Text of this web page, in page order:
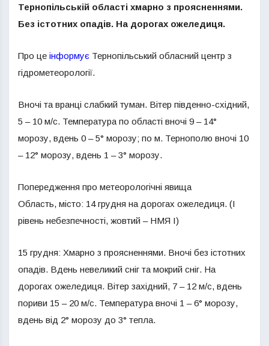
Тернопільській області хмарно з проясненнями.
Без істотних опадів. На дорогах ожеледиця.
Про це інформує Тернопільський обласний центр з
гідрометеорології.
Вночі та вранці слабкий туман. Вітер південно-східний,
5 – 10 м/с. Температура по області вночі 9 – 14°
морозу, вдень 0 – 5° морозу; по м. Тернополю вночі 10
– 12° морозу, вдень 1 – 3° морозу.
Попередження про метеорологічні явища
Область, місто: 14 грудня на дорогах ожеледиця. (І
рівень небезпечності, жовтий – НМЯ І)
15 грудня: Хмарно з проясненнями. Вночі без істотних
опадів. Вдень невеликий сніг та мокрий сніг. На
дорогах ожеледиця. Вітер західний, 7 – 12 м/с, вдень
пориви 15 – 20 м/с. Температура вночі 1 – 6° морозу,
вдень від 2° морозу до 3° тепла.